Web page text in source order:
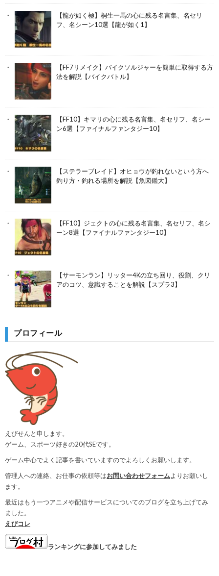
【龍が如く極】桐生一馬の心に残る名言集、名セリ
フ、名シーン10選【龍が如く1】
【FF7リメイク】バイクソルジャーを簡単に取得する方
法を解説【バイクバトル】
【FF10】キマリの心に残る名言集、名セリフ、名シー
ン6選【ファイナルファンタジー10】
【ステラーブレイド】オヒョウが釣れないという方へ
釣り方・釣れる場所を解説【魚図鑑大】
【FF10】ジェクトの心に残る名言集、名セリフ、名シ
ーン8選【ファイナルファンタジー10】
【サーモンラン】リッター4Kの立ち回り、役割、クリ
アのコツ、意識することを解説【スプラ3】
プロフィール
えびせんと申します。
ゲーム、スポーツ好きの20代SEです。
ゲーム中心でよく記事を書いていますのでよろしくお願いします。
管理人への連絡、お仕事の依頼等はお問い合わせフォームよりお願いし
ます。
最近はもう一つアニメや配信サービスについてのブログを立ち上げてみ
ました。
えびコレ
ランキングに参加してみました